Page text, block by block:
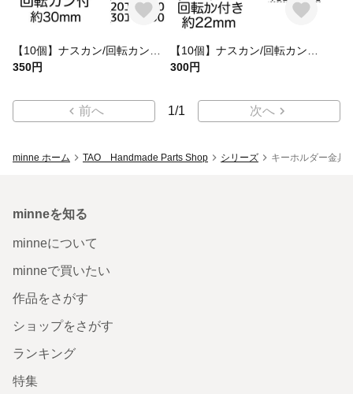
350円
300円
前へ 1/1 次へ
minne ホーム TAO Handmade Parts Shop シリーズ キーホルダー金具
minneを知る
minneについて
minneで買いたい
作品をさがす
ショップをさがす
ランキング
特集